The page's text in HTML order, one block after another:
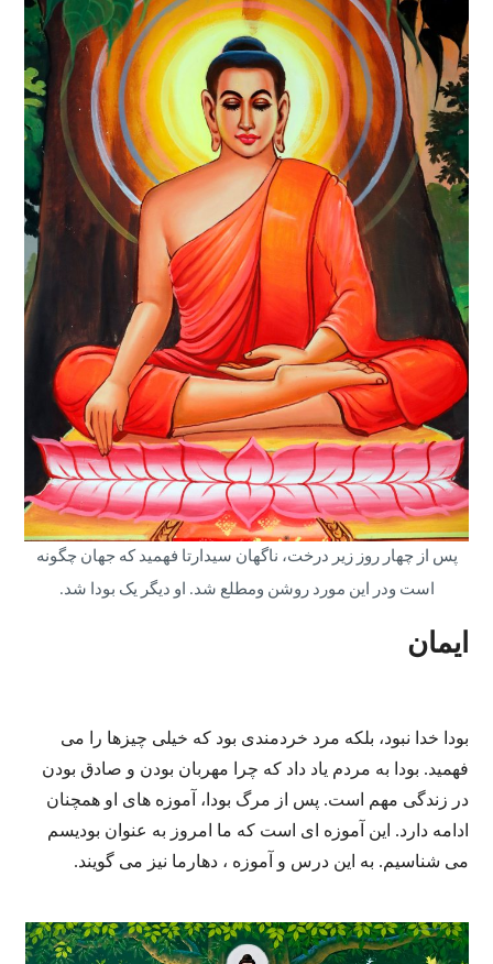
پس از چهار روز زیر درخت، ناگهان سیدارتا فهمید که جهان چگونه
است ودر این مورد روشن ومطلع شد. او دیگر یک بودا شد.
ایمان
بودا خدا نبود، بلکه مرد خردمندی بود که خیلی چیزها را می
فهمید. بودا به مردم یاد داد که چرا مهربان بودن و صادق بودن
در زندگی مهم است. پس از مرگ بودا، آموزه های او همچنان
ادامه دارد. این آموزه ای است که ما امروز به عنوان بودیسم
می شناسیم. به این درس و آموزه ، دهارما نیز می گویند.